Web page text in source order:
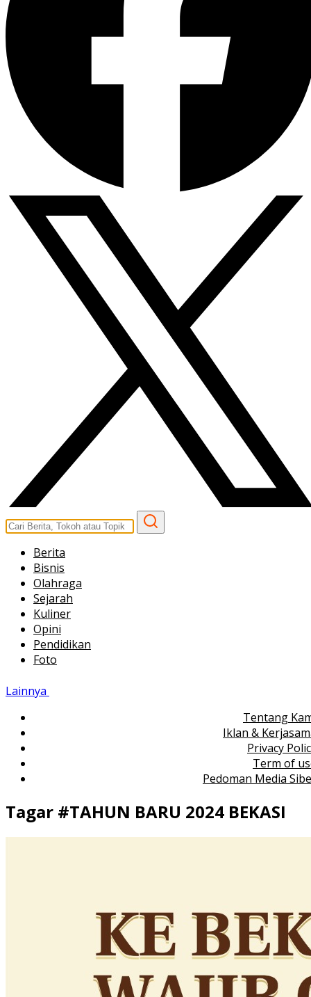
Berita
Bisnis
Olahraga
Sejarah
Kuliner
Opini
Pendidikan
Foto
Lainnya
Tentang
Iklan &
Privacy
Term of
Pedoman Media
Tagar #TAHUN BARU 2024 BEKASI